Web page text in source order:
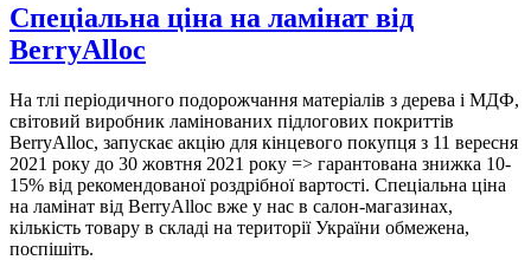
Спеціальна ціна на ламінат від
BerryAlloc
На тлі періодичного подорожчання матеріалів з дерева і МДФ,
світовий виробник ламінованих підлогових покриттів
BerryAlloc, запускає акцію для кінцевого покупця з 11 вересня
2021 року до 30 жовтня 2021 року => гарантована знижка 10-
15% від рекомендованої роздрібної вартості. Спеціальна ціна
на ламінат від BerryAlloc вже у нас в салон-магазинах,
кількість товару в складі на території України обмежена,
поспішіть.